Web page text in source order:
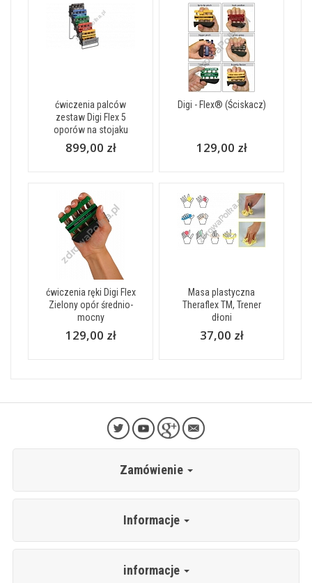
ćwiczenia palców
zestaw Digi Flex 5
oporów na stojaku
899,00 zł
Digi - Flex® (Ściskacz)
129,00 zł
ćwiczenia ręki Digi Flex
Zielony opór średnio-
mocny
129,00 zł
Masa plastyczna
Theraflex TM, Trener
dłoni
37,00 zł
Zamówienie
Informacje
informacje